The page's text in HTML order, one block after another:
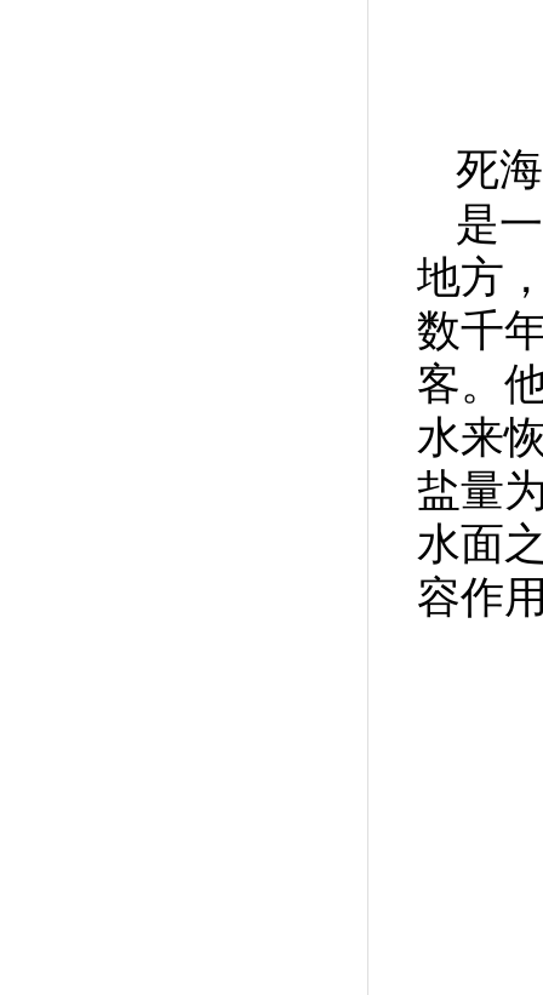
死
是
地方
数千
客。
水来
盐量
水面
容作